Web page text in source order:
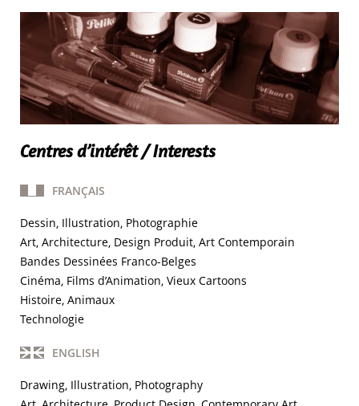
Centres d’intérêt / Interests
FRANÇAIS
Dessin, Illustration, Photographie
Art, Architecture, Design Produit, Art Contemporain
Bandes Dessinées Franco-Belges
Cinéma, Films d’Animation, Vieux Cartoons
Histoire, Animaux
Technologie
ENGLISH
Drawing, Illustration, Photography